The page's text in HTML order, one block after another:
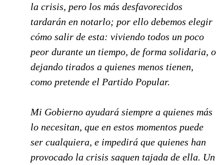
la crisis, pero los más desfavorecidos
tardarán en notarlo; por ello debemos elegir
cómo salir de esta: viviendo todos un poco
peor durante un tiempo, de forma solidaria, o
dejando tirados a quienes menos tienen,
como pretende el Partido Popular.
Mi Gobierno ayudará siempre a quienes más
lo necesitan, que en estos momentos puede
ser cualquiera, e impedirá que quienes han
provocado la crisis saquen tajada de ella. Un